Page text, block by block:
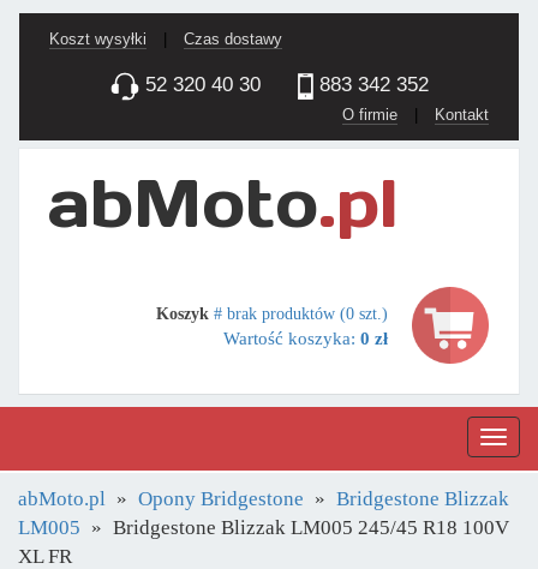
Koszt wysyłki Czas dostawy
52 320 40 30 883 342 352
O firmie | Kontakt
Koszyk # brak produktów (0 szt.)
Wartość koszyka: 0 zł
abMoto.pl Opony Bridgestone
Bridgestone Blizzak
LM005
Bridgestone Blizzak LM005 245/45 R18 100V
XL FR